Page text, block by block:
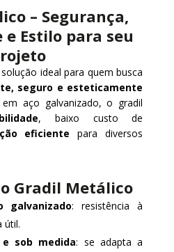
– Segurança,
Estilo para seu
ideal para quem busca
seguro e esteticamente
aço galvanizado, o gradil
, baixo custo de
eficiente para diversos
Gradil Metálico
galvanizado: resistência à
útil.
sob medida: se adapta a